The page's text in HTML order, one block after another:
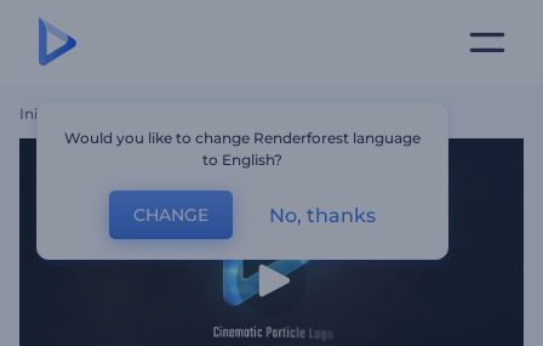
Inicio
Would you like to change Renderforest language
to English?
CHANGE No, thanks